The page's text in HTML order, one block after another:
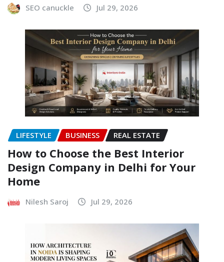
SEO canuckle Jul 29, 2026
LIFESTYLE BUSINESS REAL ESTATE
How to Choose the Best Interior
Design Company in Delhi for Your
Home
Nilesh Saroj Jul 29, 2026